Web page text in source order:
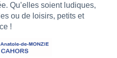
Qu’elles soient ludiques,
ou de loisirs, petits et
!